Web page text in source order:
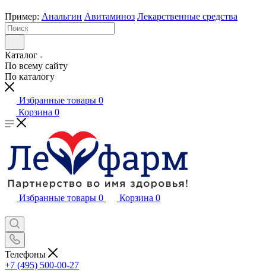
Пример: Анальгин Авитаминоз Лекарственные средства
Каталог
По всему сайту
По каталогу
Избранные товары 0
Корзина 0
Избранные товары 0 Корзина 0
Телефоны
+7 (495) 500-00-27